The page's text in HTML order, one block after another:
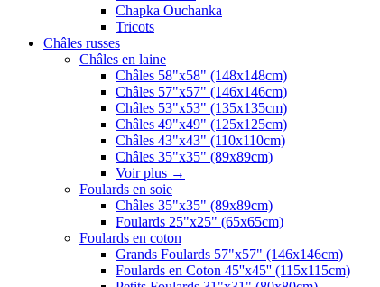
Chapka Ouchanka
Tricots
Châles russes
Châles en laine
Châles 58"x58" (148x148cm)
Châles 57"x57" (146x146cm)
Châles 53"x53" (135x135cm)
Châles 49"x49" (125x125cm)
Châles 43"x43" (110x110cm)
Châles 35"x35" (89x89cm)
Voir plus →
Foulards en soie
Châles 35"x35" (89x89cm)
Foulards 25"x25" (65x65cm)
Foulards en coton
Grands Foulards 57"x57" (146x146cm)
Foulards en Coton 45''x45'' (115x115cm)